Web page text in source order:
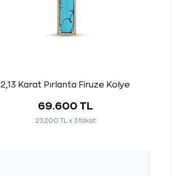
2,13 Karat Pırlanta Firuze Kolye
69.600 TL
23.200 TL x 3 taksit